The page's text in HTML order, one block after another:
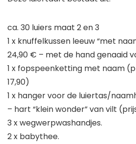
ca. 30 luiers maat 2 en 3
1 x knuffelkussen leeuw “met
24,90 € – met de hand genaaid
1 x fopspeenketting met naam
17,90)
1 x hanger voor de luiertas/
– hart “klein wonder” van vilt
3 x wegwerpwashandjes.
2 x babythee.